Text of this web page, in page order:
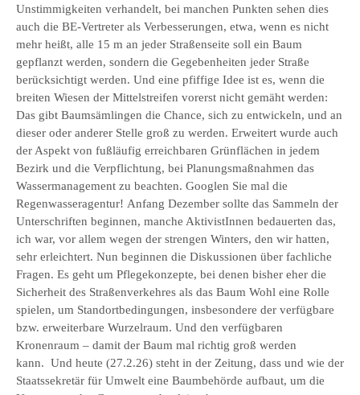
Unstimmigkeiten verhandelt, bei manchen Punkten sehen dies
auch die BE-Vertreter als Verbesserungen, etwa, wenn es nicht
mehr heißt, alle 15 m an jeder Straßenseite soll ein Baum
gepflanzt werden, sondern die Gegebenheiten jeder Straße
berücksichtigt werden. Und eine pfiffige Idee ist es, wenn die
breiten Wiesen der Mittelstreifen vorerst nicht gemäht werden:
Das gibt Baumsämlingen die Chance, sich zu entwickeln, und an
dieser oder anderer Stelle groß zu werden. Erweitert wurde auch
der Aspekt von fußläufig erreichbaren Grünflächen in jedem
Bezirk und die Verpflichtung, bei Planungsmaßnahmen das
Wassermanagement zu beachten. Googlen Sie mal die
Regenwasseragentur! Anfang Dezember sollte das Sammeln der
Unterschriften beginnen, manche AktivistInnen bedauerten das,
ich war, vor allem wegen der strengen Winters, den wir hatten,
sehr erleichtert. Nun beginnen die Diskussionen über fachliche
Fragen. Es geht um Pflegekonzepte, bei denen bisher eher die
Sicherheit des Straßenverkehres als das Baum Wohl eine Rolle
spielen, um Standortbedingungen, insbesondere der verfügbare
bzw. erweiterbare Wurzelraum. Und den verfügbaren
Kronenraum – damit der Baum mal richtig groß werden
kann. Und heute (27.2.26) steht in der Zeitung, dass und wie der
Staatssekretär für Umwelt eine Baumbehörde aufbaut, um die